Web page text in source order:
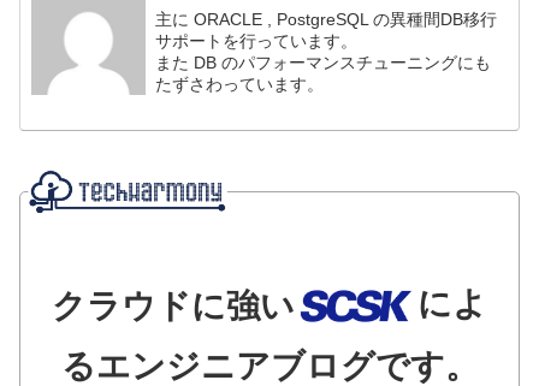
主に ORACLE , PostgreSQL の異種間DB移行
サポートを行っています。
また DB のパフォーマンスチューニングにも
たずさわっています。
クラウドに強い
によ
るエンジニアブログです。